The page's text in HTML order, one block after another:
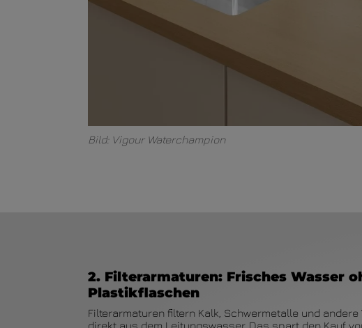
Bild: Vigour Waterchampion
2. Filterarmaturen: Frisches Wasser
Plastikflaschen
Filterarmaturen filtern Kalk, Schwermetalle und